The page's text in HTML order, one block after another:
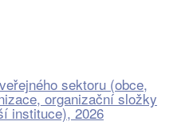
sektoru (obce,
organizační složky
instituce), 2026